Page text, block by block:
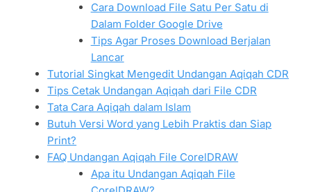
Cara Download File Satu Per Satu di
Dalam Folder Google Drive
Tips Agar Proses Download Berjalan
Lancar
Tutorial Singkat Mengedit Undangan Aqiqah CDR
Tips Cetak Undangan Aqiqah dari File CDR
Tata Cara Aqiqah dalam Islam
Butuh Versi Word yang Lebih Praktis dan Siap
Print?
FAQ Undangan Aqiqah File CorelDRAW
Apa itu Undangan Aqiqah File